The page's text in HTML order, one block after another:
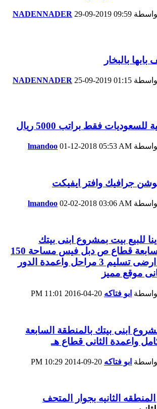
NADENNADER 29-09-2019 09:59
بالبخار
NADENNADER 25-09-2019 01:15
فقط براتب 5000 ريال
lmandoo 01-12-2018 05:53 AM
جرافيك وافتر ايفيكت
lmandoo 02-02-2018 03:06 AM
للبيع بيت بمشروع ابنى بيتك
بالمنطقة السابعة قطاع ص دبل فيس مساحة 150
م مبنى دور ارضى تسليم 3 مراحل واعمدة الدور
موقع مميز
ابو فتاكه
11:01 PM
ابنى بيتك بالمنطقة السابعة
واعمدة الثانى قطاع هـ
ابو فتاكه
10:29 PM
الثانيه بجوار المتحف